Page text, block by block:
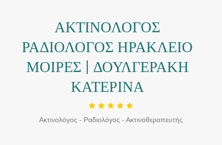
ΑΚΤΙΝΟΛΟΓΟΣ
ΡΑΔΙΟΛΟΓΟΣ ΗΡΑΚΛΕΙΟ
ΜΟΙΡΕΣ | ΔΟΥΛΓΕΡΑΚΗ
ΚΑΤΕΡΙΝΑ
Ακτινολόγος - Ραδιολόγος - Ακτινοθεραπευτής